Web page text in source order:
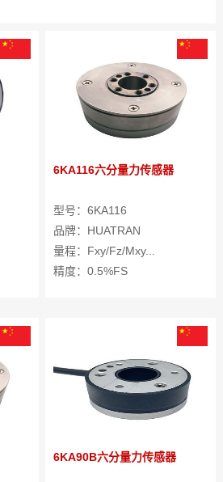
6KA116六分量力传感器
型号：6KA116
品牌：HUATRAN
量程：Fxy/Fz/Mxy...
精度：0.5%FS
6KA90B六分量力传感器